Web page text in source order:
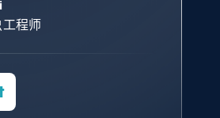
Description, Date
程师
）。
和开发团队，让我们
Inc. 报告与分析、
执行官 (CEO)
协助对我们非常有帮
的 CTO